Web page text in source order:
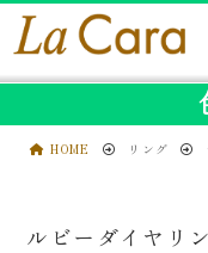
HOME リング
ルビーダイヤリ